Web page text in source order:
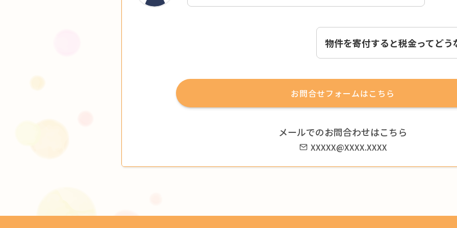
物件を寄付すると税金ってどう
お問合せフォームはこちら
メールでのお問合わせはこちら
XXXXX@XXXX.XXXX